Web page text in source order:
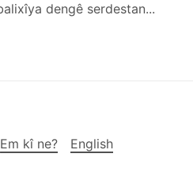
dengê serdestan...
Em kî ne?
English